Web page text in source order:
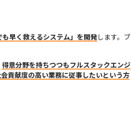
も早く救えるシステム」を開発します。ブ
得意分野を持ちつつもフルスタックエンジ
貢献度の高い業務に従事したいという方